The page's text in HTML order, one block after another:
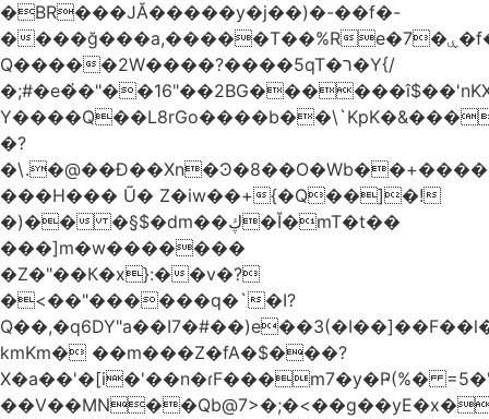
�BR���JĂ�����y�j��)�-��f�-
����ğ���a,�����T��%Re�7�ۑ�f�reQ�00!h����îNtr����� ��G�A�֓���Q�`�k��բ�^=n4�à��r[Y
Q�����2W����?����5qT�ר�Y{/
�?
���H��� Ũ� Z�iw��+{�Q��]�!
�)�� �§$�dm��ڮ�Ĭ�mT�t��
���]m�w�������
�Z�"��К�x}:��v�?
�<��"������q�`�I?
kmKm� ��m���Z�fA�$���?
X�a��'�[i�'��n�ɾF���m7�y�Ҏ(%�